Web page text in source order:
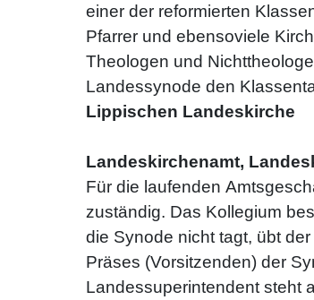
einer der reformierten
Pfarrer und ebensoviele
Theologen und
Landessynode den
Lippischen Landeskirche
Landeskirchenamt,
Für die laufenden
zuständig. Das Kollegium
die Synode nicht tagt, übt
Präses (Vorsitzenden) der
Landessuperintendent steht